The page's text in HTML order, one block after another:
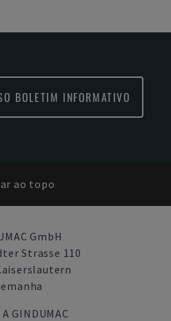
BOLETIM INFORMATIVO
ao topo
GmbH
Strasse 110
GINDUMAC